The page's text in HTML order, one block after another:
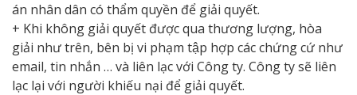
án nhân dân có thẩm quyền để giải quyết.
+ Khi không giải quyết được qua thương lượng, hòa
giải như trên, bên bị vi phạm tập hợp các chứng cứ như
email, tin nhắn … và liên lạc với Công ty. Công ty sẽ liên
lạc lại với người khiếu nại để giải quyết.